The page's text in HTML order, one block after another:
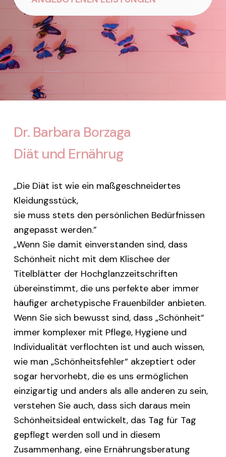
Dr. Barbara Borzaga
Diät und Ernährug
„Die Diät ist wie ein maßgeschneidertes
Kleidungsstück,
sie muss stets den persönlichen Bedürfnissen
angepasst werden.”
„Wenn Sie damit einverstanden sind, dass
Schönheit nicht mit dem Klischee der
Titelblätter der Hochglanzzeitschriften
übereinstimmt, die uns perfekte aber immer
häufiger archetypische Frauenbilder anbieten.
Wenn Sie sich bewusst sind, dass „Schönheit“
immer komplexer mit Pflege, Hygiene und
Individualität verflochten ist und auch wissen,
wie man „Schönheitsfehler“ akzeptiert oder
sogar hervorhebt, die es uns ermöglichen
einzigartig und anders als alle anderen zu sein,
verstehen Sie auch, dass sich daraus mein
Schönheitsideal entwickelt, das Tag für Tag
gepflegt werden soll und in diesem
Zusammenhang, eine Ernährungsberatung